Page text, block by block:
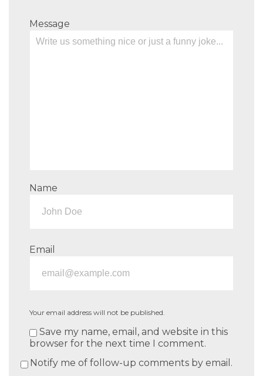
Message
Name
Email
Your email address will not be published.
Save my name, email, and website in this
browser for the next time I comment.
Notify me of follow-up comments by email.